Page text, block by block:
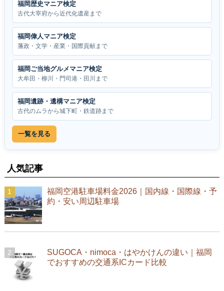
福岡歴史マニア検定
古代大宰府から近代化遺産まで
福岡偉人マニア検定
藩政・文学・産業・国際貢献まで
福岡ご当地グルメマニア検定
大牟田・柳川・門司港・田川まで
福岡遺跡・遺構マニア検定
古代のムラから城下町・鉄道跡まで
一覧を見る
人気記事
福岡空港駐車場料金2026｜国内線・国際線・予
約・安い周辺駐車場
SUGOCA・nimoca・はやかけんの違い｜福岡
でおすすめの交通系ICカード比較